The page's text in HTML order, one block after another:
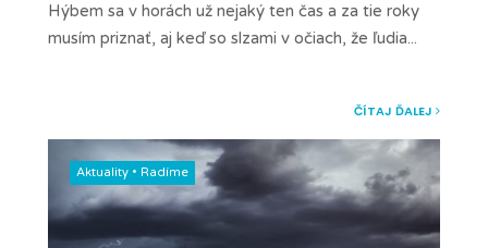
Hýbem sa v horách už nejaký ten čas a za tie roky
musím priznať, aj keď so slzami v očiach, že ľudia...
ČÍTAJ ĎALEJ
Aktuality • Radíme